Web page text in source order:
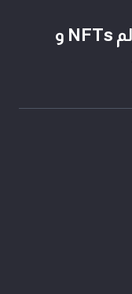
وتكنولوجيا البلوكتشين وعالم NFTs و